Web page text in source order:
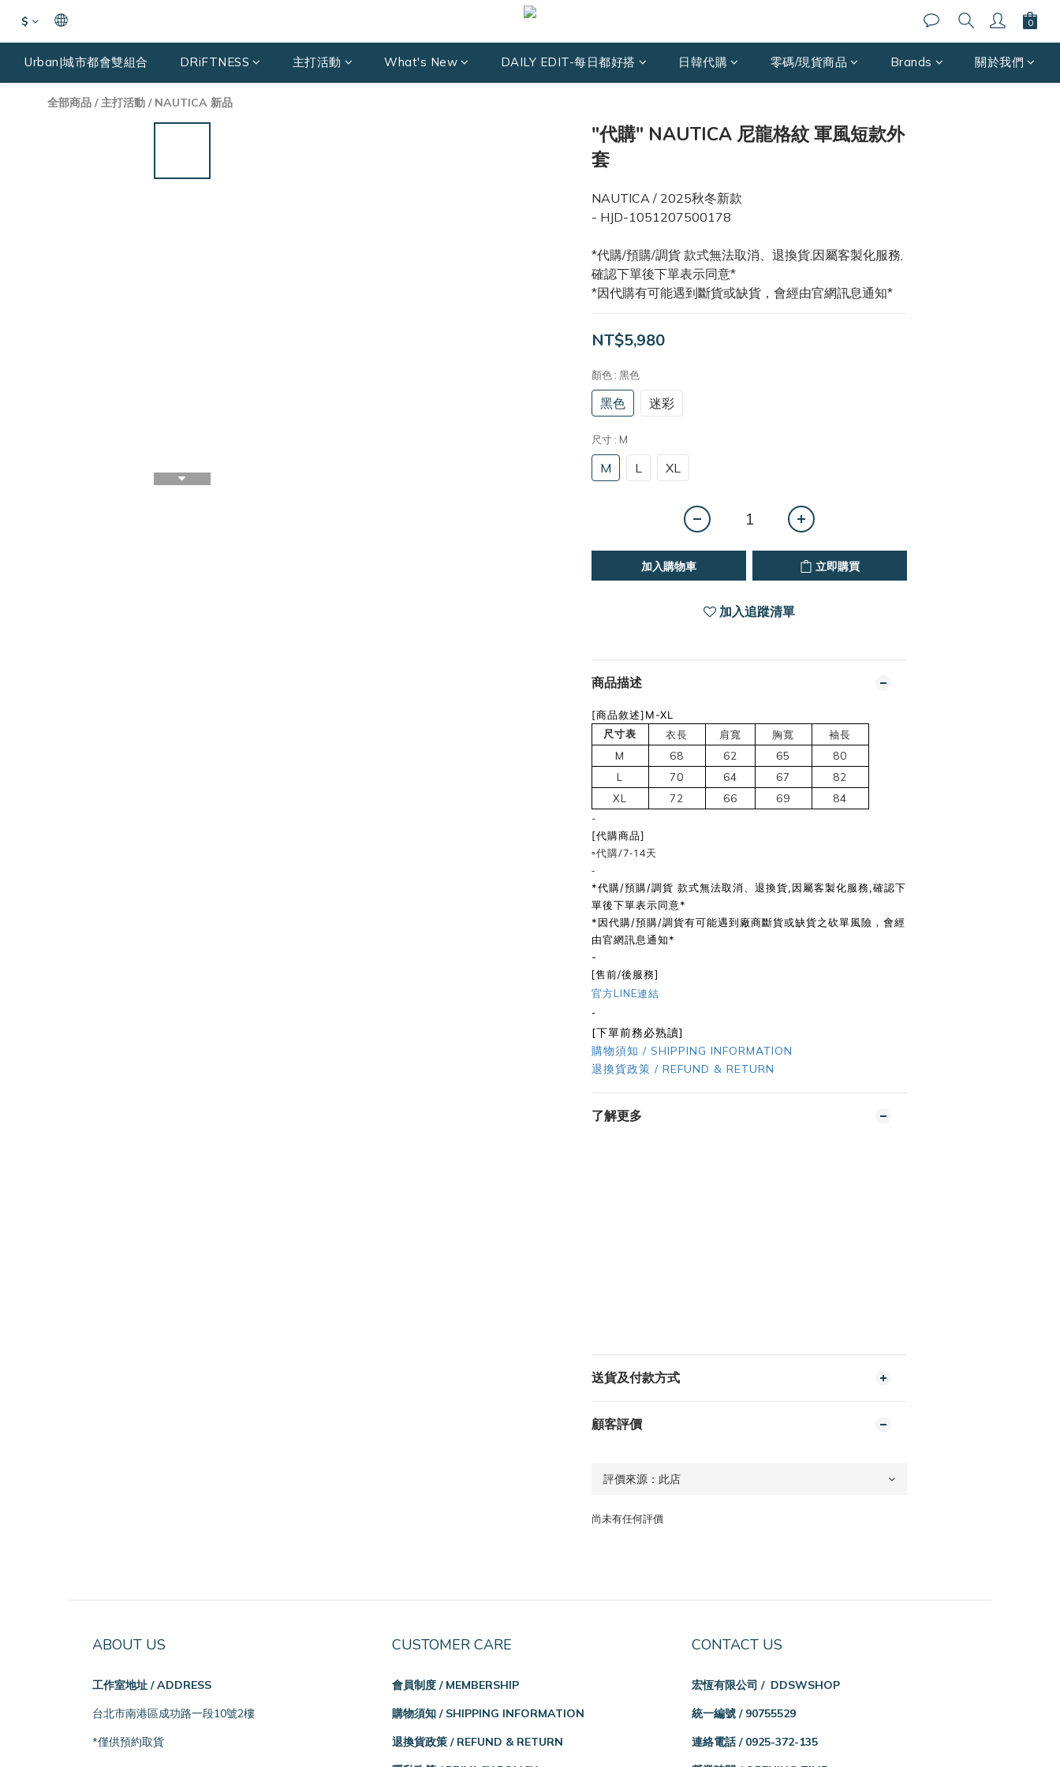
$
Urban|城市都會雙組合 DRiFTNESS 主打活動 What's New DAILY EDIT-每日都好搭 日韓代購 零碼/現貨商品 Brands 關於我們
全部商品 /主打活動 / NAUTICA 新品
"代購" NAUTICA 尼龍格紋 軍風短款外
套
NAUTICA / 2025秋冬新款
- HJD-1051207500178
*代購/預購/調貨 款式無法取消、退換貨,因屬客製化服務,
確認下單後下單表示同意*
*因代購有可能遇到斷貨或缺貨，會經由官網訊息通知*
NT$5,980
顏色 : 黑色
黑色 迷彩
尺寸 : M
M L XL
加入購物車 立即購買
加入追蹤清單
商品描述
[商品敘述]M-XL
尺寸表 衣長 肩寬 胸寬
袖長
M
68 62 65
80
L
70 64 67
82
XL
72 66 69
84
-
[代購商品]
▫️代購/7-14天
-
*代購/預購/調貨 款式無法取消、退換貨,因屬客製化服務,確認下
單後下單表示同意*
*因代購/預購/調貨有可能遇到廠商斷貨或缺貨之砍單風險，會經
由官網訊息通知*
-
[售前/後服務]
官方LINE連結
-
[下單前務必熟讀]
購物須知 / SHIPPING INFORMATION
退換貨政策 / REFUND & RETURN
了解更多
送貨及付款方式
顧客評價
尚未有任何評價
ABOUT US
工作室地址 / ADDRESS
台北市南港區成功路一段10號2樓
*僅供預約取貨
CUSTOMER CARE
會員制度 / MEMBERSHIP
購物須知 / SHIPPING INFORMATION
退換貨政策 / REFUND & RETURN
CONTACT US
宏恆有限公司 / DDSWSHOP
統一編號 / 90755529
連絡電話 / 0925-372-135